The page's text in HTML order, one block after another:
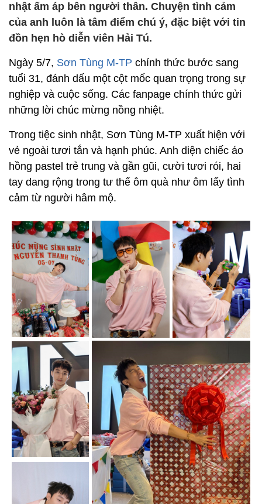
nhật ấm áp bên người thân. Chuyện tình cảm
của anh luôn là tâm điểm chú ý, đặc biệt với tin
đồn hẹn hò diễn viên Hải Tú.
Ngày 5/7, Sơn Tùng M-TP chính thức bước sang
tuổi 31, đánh dấu một cột mốc quan trọng trong sự
nghiệp và cuộc sống. Các fanpage chính thức gửi
những lời chúc mừng nồng nhiệt.
Trong tiệc sinh nhật, Sơn Tùng M-TP xuất hiện với
vẻ ngoài tươi tắn và hạnh phúc. Anh diện chiếc áo
hồng pastel trẻ trung và gần gũi, cười tươi rói, hai
tay dang rộng trong tư thế ôm quà như ôm lấy tình
cảm từ người hâm mộ.